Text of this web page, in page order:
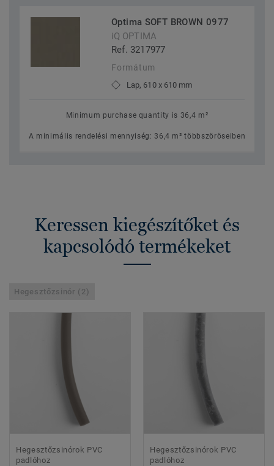
Optima SOFT BROWN 0977
iQ OPTIMA
Ref. 3217977
Formátum
Lap, 610 x 610 mm
Minimum purchase quantity is 36,4 m²
A minimális rendelési mennyiség: 36,4 m² többszöröseiben
Keressen kiegészítőket és
kapcsolódó termékeket
Hegesztőzsinór (2)
Hegesztőzsinórok PVC
padlóhoz
Hegesztőzsinórok PVC
padlóhoz